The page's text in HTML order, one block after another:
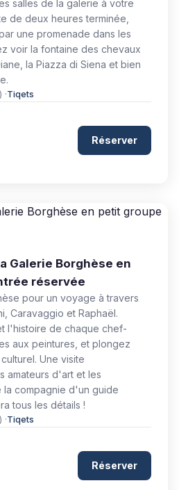
salles de la galerie à votre
de deux heures terminée,
une promenade dans les
voir la fontaine des chevaux
la Piazza di Siena et bien
Tiqets
Réserver
Galerie Borghèse en
réservée
pour un voyage à travers
Caravaggio et Raphaël.
l'histoire de chaque chef-
aux peintures, et plongez
Une visite
amateurs d'art et les
compagnie d'un guide
tous les détails !
Tiqets
Réserver